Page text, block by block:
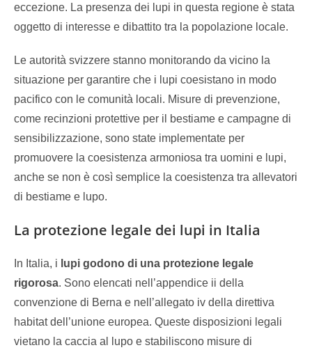
eccezione. La presenza dei lupi in questa regione è stata
oggetto di interesse e dibattito tra la popolazione locale.
Le autorità svizzere stanno monitorando da vicino la
situazione per garantire che i lupi coesistano in modo
pacifico con le comunità locali. Misure di prevenzione,
come recinzioni protettive per il bestiame e campagne di
sensibilizzazione, sono state implementate per
promuovere la coesistenza armoniosa tra uomini e lupi,
anche se non è così semplice la coesistenza tra allevatori
di bestiame e lupo.
La protezione legale dei lupi in Italia
In Italia, i lupi godono di una protezione legale
rigorosa. Sono elencati nell’appendice ii della
convenzione di Berna e nell’allegato iv della direttiva
habitat dell’unione europea. Queste disposizioni legali
vietano la caccia al lupo e stabiliscono misure di